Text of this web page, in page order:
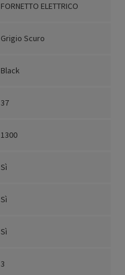
FORNETTO ELETTRICO
Grigio Scuro
Black
37
1300
Sì
Sì
Sì
3